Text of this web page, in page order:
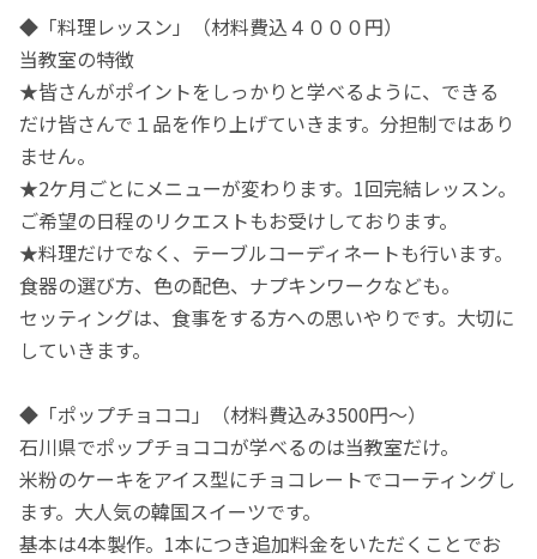
◆「料理レッスン」（材料費込４０００円）
当教室の特徴
★皆さんがポイントをしっかりと学べるように、できる
だけ皆さんで１品を作り上げていきます。分担制ではあり
ません。
★2ケ月ごとにメニューが変わります。1回完結レッスン。
ご希望の日程のリクエストもお受けしております。
★料理だけでなく、テーブルコーディネートも行います。
食器の選び方、色の配色、ナプキンワークなども。
セッティングは、食事をする方への思いやりです。大切に
していきます。
◆「ポップチョココ」（材料費込み3500円～）
石川県でポップチョココが学べるのは当教室だけ。
米粉のケーキをアイス型にチョコレートでコーティングし
ます。大人気の韓国スイーツです。
基本は4本製作。1本につき追加料金をいただくことでお